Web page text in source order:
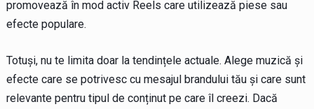
promovează în mod activ Reels care utilizează piese sau
efecte populare.
Totuși, nu te limita doar la tendințele actuale. Alege muzică și
efecte care se potrivesc cu mesajul brandului tău și care sunt
relevante pentru tipul de conținut pe care îl creezi. Dacă